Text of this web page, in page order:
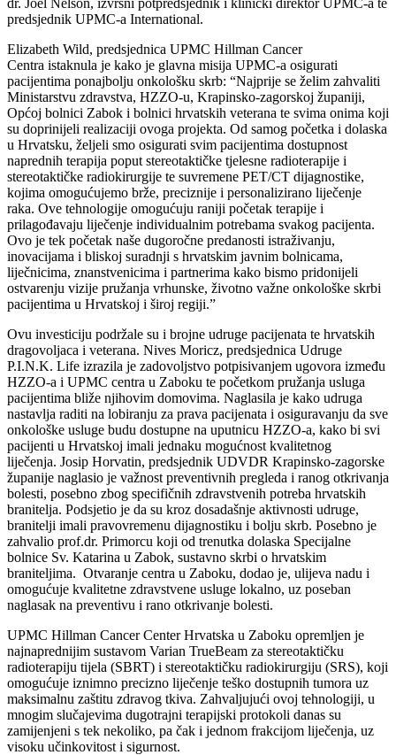
predsjednik UPMC-a International.
Elizabeth Wild, predsjednica UPMC Hillman Cancer
Centra istaknula je kako je glavna misija UPMC-a osigurati
pacijentima ponajbolju onkološku skrb: “Najprije se želim zahvaliti
Ministarstvu zdravstva, HZZO-u, Krapinsko-zagorskoj županiji,
Općoj bolnici Zabok i bolnici hrvatskih veterana te svima onima koji
su doprinijeli realizaciji ovoga projekta. Od samog početka i dolaska
u Hrvatsku, željeli smo osigurati svim pacijentima dostupnost
naprednih terapija poput stereotaktičke tjelesne radioterapije i
stereotaktičke radiokirurgije te suvremene PET/CT dijagnostike,
kojima omogućujemo brže, preciznije i personalizirano liječenje
raka. Ove tehnologije omogućuju raniji početak terapije i
prilagođavaju liječenje individualnim potrebama svakog pacijenta.
Ovo je tek početak naše dugoročne predanosti istraživanju,
inovacijama i bliskoj suradnji s hrvatskim javnim bolnicama,
liječnicima, znanstvenicima i partnerima kako bismo pridonijeli
ostvarenju vizije pružanja vrhunske, životno važne onkološke skrbi
pacijentima u Hrvatskoj i široj regiji.”
Ovu investiciju podržale su i brojne udruge pacijenata te hrvatskih
dragovoljaca i veterana. Nives Moricz, predsjednica Udruge
P.I.N.K. Life izrazila je zadovoljstvo potpisivanjem ugovora između
HZZO-a i UPMC centra u Zaboku te početkom pružanja usluga
pacijentima bliže njihovim domovima. Naglasila je kako udruga
nastavlja raditi na lobiranju za prava pacijenata i osiguravanju da sve
onkološke usluge budu dostupne na uputnicu HZZO-a, kako bi svi
pacijenti u Hrvatskoj imali jednaku mogućnost kvalitetnog
liječenja. Josip Horvatin, predsjednik UDVDR Krapinsko-zagorske
županije naglasio je važnost preventivnih pregleda i ranog otkrivanja
bolesti, posebno zbog specifičnih zdravstvenih potreba hrvatskih
branitelja. Podsjetio je da su kroz dosadašnje aktivnosti udruge,
branitelji imali pravovremenu dijagnostiku i bolju skrb. Posebno je
zahvalio prof.dr. Primorcu koji od trenutka dolaska Specijalne
bolnice Sv. Katarina u Zabok, sustavno skrbi o hrvatskim
braniteljima. Otvaranje centra u Zaboku, dodao je, ulijeva nadu i
omogućuje kvalitetne zdravstvene usluge lokalno, uz poseban
naglasak na preventivu i rano otkrivanje bolesti.
UPMC Hillman Cancer Center Hrvatska u Zaboku opremljen je
najnaprednijim sustavom Varian TrueBeam za stereotaktičku
radioterapiju tijela (SBRT) i stereotaktičku radiokirurgiju (SRS), koji
omogućuje iznimno precizno liječenje teško dostupnih tumora uz
maksimalnu zaštitu zdravog tkiva. Zahvaljujući ovoj tehnologiji, u
mnogim slučajevima dugotrajni terapijski protokoli danas su
zamijenjeni s tek nekoliko, pa čak i jednom frakcijom liječenja, uz
visoku učinkovitost i sigurnost.